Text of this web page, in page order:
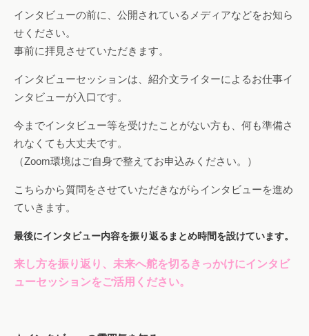
インタビューの前に、公開されているメディアなどをお知ら
せください。
事前に拝見させていただきます。
インタビューセッションは、紹介文ライターによるお仕事イ
ンタビューが入口です。
今までインタビュー等を受けたことがない方も、何も準備さ
れなくても大丈夫です。
（Zoom環境はご自身で整えてお申込みください。）
こちらから質問をさせていただきながらインタビューを進め
ていきます。
最後にインタビュー内容を振り返るまとめ時間を設けています。
来し方を振り返り、未来へ舵を切るきっかけにインタビ
ューセッションをご活用ください。